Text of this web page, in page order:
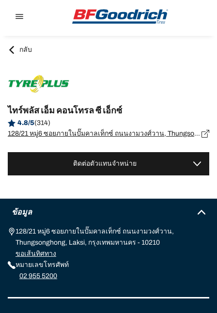
กลับ
ไทร์พลัส เอ็ม คอนโทรล ซี เอ็กซ์
4.8/5(314)
128/21 หมู่6 ซอยภายในปั๊มคาลเท็กซ์ ถนนงามวงศ์วาน, Thungsonghong, Laksi, กรุงเทพมหานคร - 10210
ติดต่อตัวแทนจำหน่าย
ข้อมูล
128/21 หมู่6 ซอยภายในปั๊มคาลเท็กซ์ ถนนงามวงศ์วาน,
Thungsonghong, Laksi, กรุงเทพมหานคร - 10210
ขอเส้นทิศทาง
หมายเลขโทรศัพท์
02 955 5200